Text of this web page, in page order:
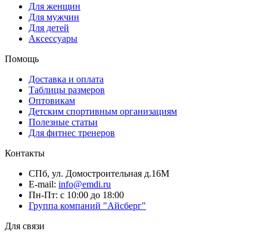
Для женщин
Для мужчин
Для детей
Аксессуары
Помощь
Доставка и оплата
Таблицы размеров
Оптовикам
Детским спортивным организациям
Полезные статьи
Для фитнес тренеров
Контакты
СПб, ул. Домостроительная д.16М
E-mail: info@emdi.ru
Пн-Пт: с 10:00 до 18:00
Группа компаний "Айсберг"
Для связи